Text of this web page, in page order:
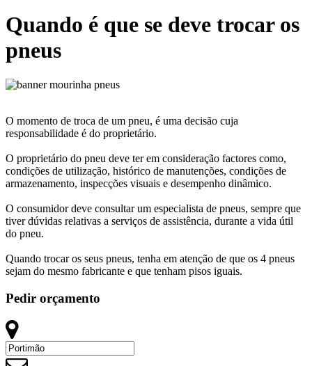
Quando é que se deve trocar os
pneus
O momento de troca de um pneu, é uma decisão cuja
responsabilidade é do proprietário.
O proprietário do pneu deve ter em consideração factores como,
condições de utilização, histórico de manutenções, condições de
armazenamento, inspecções visuais e desempenho dinâmico.
O consumidor deve consultar um especialista de pneus, sempre que
tiver dúvidas relativas a serviços de assistência, durante a vida útil
do pneu.
Quando trocar os seus pneus, tenha em atenção de que os 4 pneus
sejam do mesmo fabricante e que tenham pisos iguais.
Pedir orçamento